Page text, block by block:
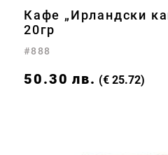
Кафе „Ирландски
20гр
#888
50.30 лв. (€ 25.72)